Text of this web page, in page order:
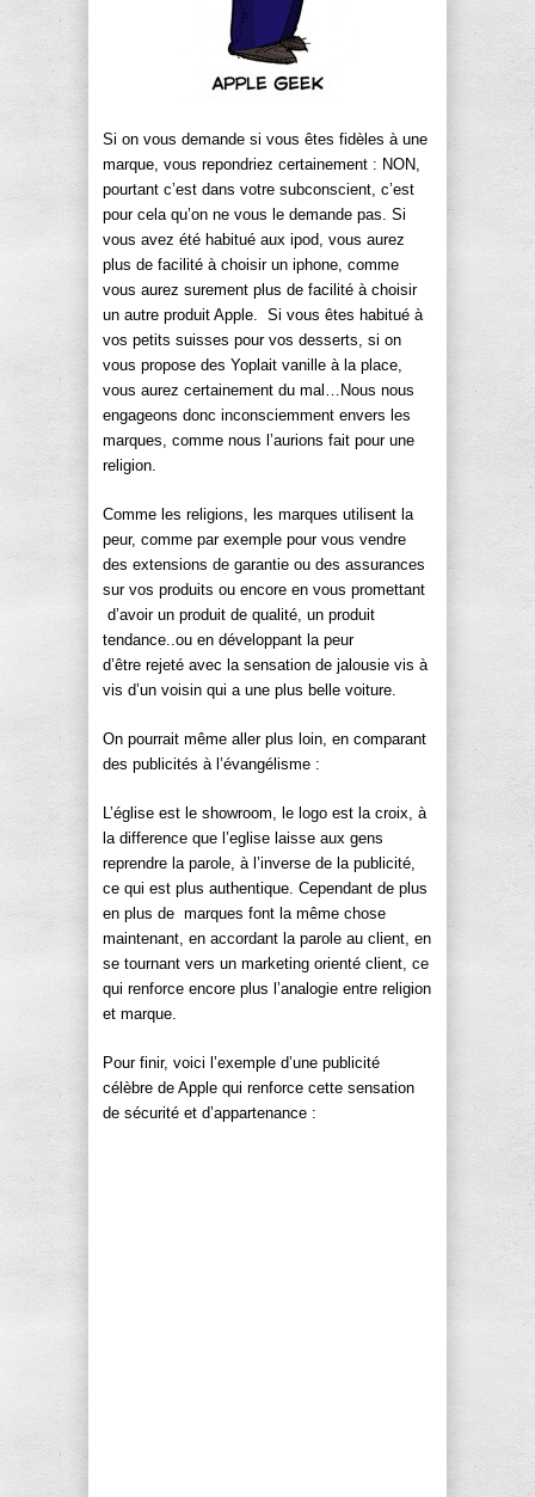
Si on vous demande si vous êtes fidèles à une
marque, vous repondriez certainement : NON,
pourtant c’est dans votre subconscient, c’est
pour cela qu’on ne vous le demande pas. Si
vous avez été habitué aux ipod, vous aurez
plus de facilité à choisir un iphone, comme
vous aurez surement plus de facilité à choisir
un autre produit Apple. Si vous êtes habitué à
vos petits suisses pour vos desserts, si on
vous propose des Yoplait vanille à la place,
vous aurez certainement du mal…Nous nous
engageons donc inconsciemment envers les
marques, comme nous l’aurions fait pour une
religion.
Comme les religions, les marques utilisent la
peur, comme par exemple pour vous vendre
des extensions de garantie ou des assurances
sur vos produits ou encore en vous promettant
d’avoir un produit de qualité, un produit
tendance..ou en développant la peur
d’être rejeté avec la sensation de jalousie vis à
vis d’un voisin qui a une plus belle voiture.
On pourrait même aller plus loin, en comparant
des publicités à l’évangélisme :
L’église est le showroom, le logo est la croix, à
la difference que l’eglise laisse aux gens
reprendre la parole, à l’inverse de la publicité,
ce qui est plus authentique. Cependant de plus
en plus de marques font la même chose
maintenant, en accordant la parole au client, en
se tournant vers un marketing orienté client, ce
qui renforce encore plus l’analogie entre religion
et marque.
Pour finir, voici l’exemple d’une publicité
célèbre de Apple qui renforce cette sensation
de sécurité et d’appartenance :